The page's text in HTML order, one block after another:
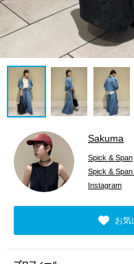
Sakuma
Spick & Span
Spick &
Instagram
お気